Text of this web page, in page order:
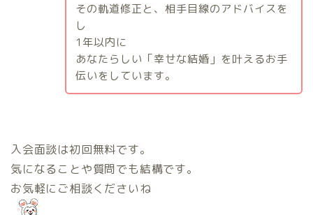
その軌道修正と、相手目線のアドバイスを
し
1 年以内に
あなたらしい「幸せな結婚」を叶えるお手
伝いをしています。
入会面談は初回無料です。
気になることや質問でも結構です。
お気軽にご相談くださいね